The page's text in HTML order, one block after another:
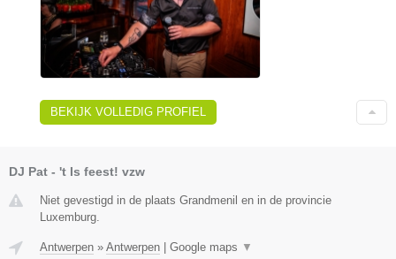
BEKIJK VOLLEDIG PROFIEL
DJ Pat - 't Is feest! vzw
Niet gevestigd in de plaats Grandmenil en in de provincie
Luxemburg.
Antwerpen » Antwerpen Google maps ▼